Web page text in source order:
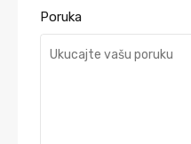
Poruka